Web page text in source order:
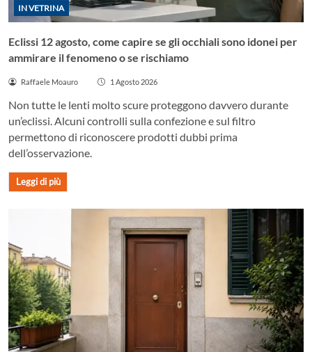
IN VETRINA
Eclissi 12 agosto, come capire se gli occhiali sono idonei per
ammirare il fenomeno o se rischiamo
Raffaele Moauro 1 Agosto 2026
Non tutte le lenti molto scure proteggono davvero durante
un’eclissi. Alcuni controlli sulla confezione e sul filtro
permettono di riconoscere prodotti dubbi prima
dell’osservazione.
Leggi di più